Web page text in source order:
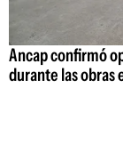
Ancap confirmó
durante las obras